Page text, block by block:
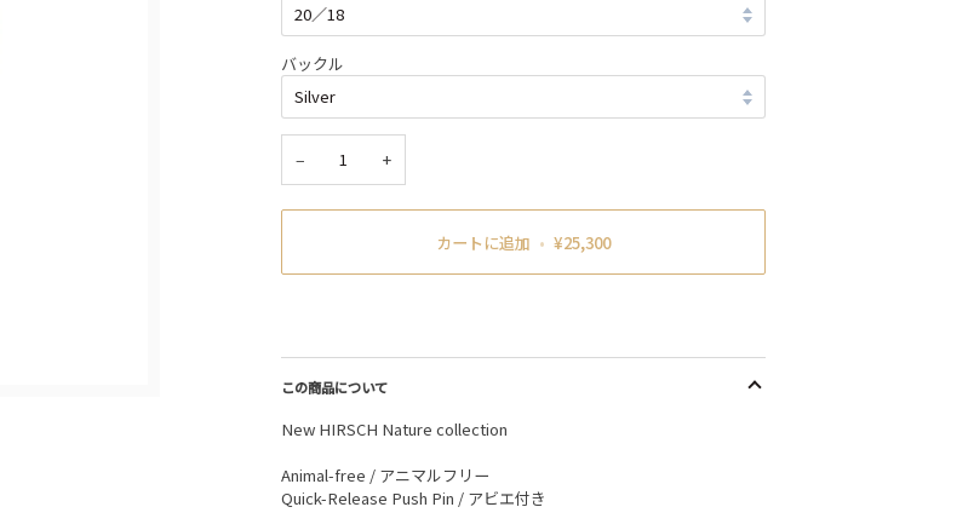
バックル
− +
カートに追加 • ¥25,300
この商品について
New HIRSCH Nature collection
Animal-free / アニマルフリー
Quick-Release Push Pin / アビエ付き